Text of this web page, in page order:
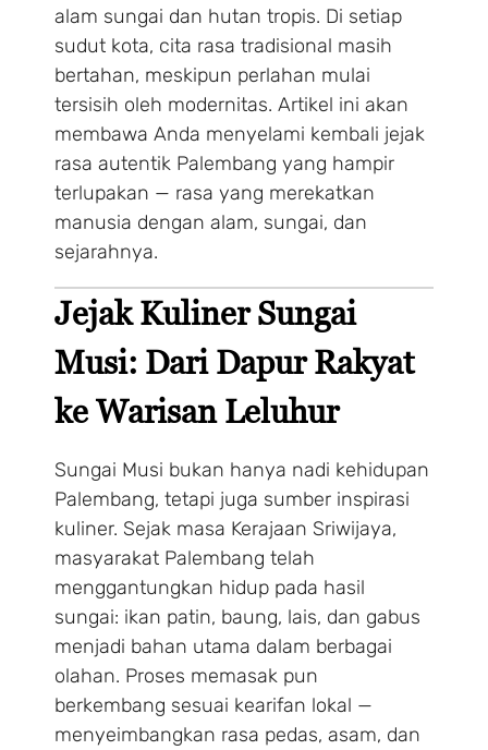
alam sungai dan hutan tropis. Di setiap
sudut kota, cita rasa tradisional masih
bertahan, meskipun perlahan mulai
tersisih oleh modernitas. Artikel ini akan
membawa Anda menyelami kembali jejak
rasa autentik Palembang yang hampir
terlupakan — rasa yang merekatkan
manusia dengan alam, sungai, dan
sejarahnya.
Jejak Kuliner Sungai
Musi: Dari Dapur Rakyat
ke Warisan Leluhur
Sungai Musi bukan hanya nadi kehidupan
Palembang, tetapi juga sumber inspirasi
kuliner. Sejak masa Kerajaan Sriwijaya,
masyarakat Palembang telah
menggantungkan hidup pada hasil
sungai: ikan patin, baung, lais, dan gabus
menjadi bahan utama dalam berbagai
olahan. Proses memasak pun
berkembang sesuai kearifan lokal —
menyeimbangkan rasa pedas, asam, dan